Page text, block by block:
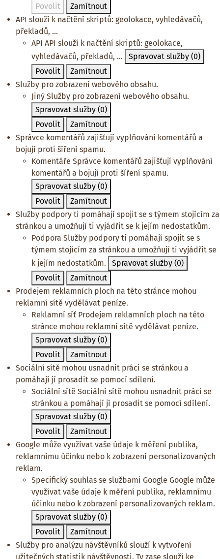
Povolit
Zamítnout
API slouží k načtění skriptů: geolokace, vyhledávačů,
překladů, ...
API API slouží k načtění skriptů: geolokace,
vyhledávačů, překladů, ...
Spravovat služby (0)
Povolit
Zamítnout
Služby pro zobrazení webového obsahu.
Jiný Služby pro zobrazení webového obsahu.
Spravovat služby (0)
Povolit
Zamítnout
Správce komentářů zajišťují vyplňování komentářů a
bojují proti šíření spamu.
Komentáře Správce komentářů zajišťují vyplňování
komentářů a bojují proti šíření spamu.
Spravovat služby (0)
Povolit
Zamítnout
Služby podpory ti pomáhají spojit se s týmem stojícím za
stránkou a umožňují ti vyjádřit se k jejím nedostatkům.
Podpora Služby podpory ti pomáhají spojit se s
týmem stojícím za stránkou a umožňují ti vyjádřit se
k jejím nedostatkům.
Spravovat služby (0)
Povolit
Zamítnout
Prodejem reklamních ploch na této stránce mohou
reklamní sítě vydělávat peníze.
Reklamní síť Prodejem reklamních ploch na této
stránce mohou reklamní sítě vydělávat peníze.
Spravovat služby (0)
Povolit
Zamítnout
Sociální sítě mohou usnadnit práci se stránkou a
pomáhají jí prosadit se pomocí sdílení.
Sociální sítě Sociální sítě mohou usnadnit práci se
stránkou a pomáhají jí prosadit se pomocí sdílení.
Spravovat služby (0)
Povolit
Zamítnout
Google může využívat vaše údaje k měření publika,
reklamnímu účinku nebo k zobrazení personalizovaných
reklam.
Specifický souhlas se službami Google Google může
využívat vaše údaje k měření publika, reklamnímu
účinku nebo k zobrazení personalizovaných reklam.
Spravovat služby (0)
Povolit
Zamítnout
Služby pro analýzu návštěvníků slouží k vytvoření
užitečných statistik návštěvnosti. Ty zase slouží ke